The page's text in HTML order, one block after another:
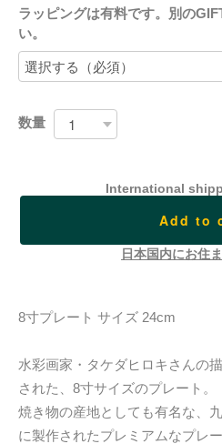
ラッピングは有料です。別の
い。
数量
International
Add to
日本国内にお住
8寸プレート サイズ 24cm
水彩画家・タケダヒロキさんの
された、8寸サイズのプレート。
焼き物の産地としても有名な、
に製作されたプレミアムなプレー